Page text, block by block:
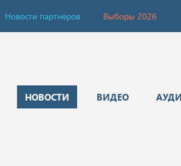
Новости партнёров Выборы 2026
НОВОСТИ ВИДЕО